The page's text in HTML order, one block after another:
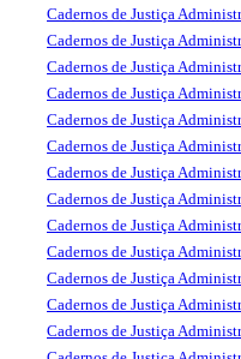
Cadernos de Justiça
Cadernos de Justiça
Cadernos de Justiça
Cadernos de Justiça
Cadernos de Justiça
Cadernos de Justiça
Cadernos de Justiça
Cadernos de Justiça
Cadernos de Justiça
Cadernos de Justiça
Cadernos de Justiça
Cadernos de Justiça
Cadernos de Justiça